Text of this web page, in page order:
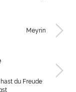
Meyrin
du Freude